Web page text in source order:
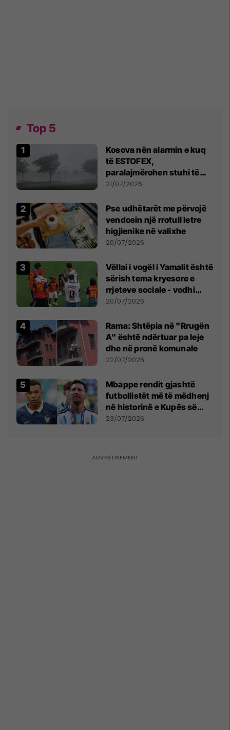
Top 5
Kosova nën alarmin e kuq
të ESTOFEX,
paralajmërohen stuhi të
fuqishme me breshër dhe
21/07/2026
Pse udhëtarët me përvojë
vendosin një rrotull letre
higjienike në valixhe
20/07/2026
Vëllai i vogël i Yamalit është
sërish tema kryesore e
rrjeteve sociale - vodhi
vëmendjen pas finales së
20/07/2026
Rama: Shtëpia në "Rrugën
A" është ndërtuar pa leje
dhe në pronë komunale
22/07/2026
Mbappe rendit gjashtë
futbollistët më të mëdhenj
në historinë e Kupës së
Botës, Messi mbetet i dyti
23/07/2026